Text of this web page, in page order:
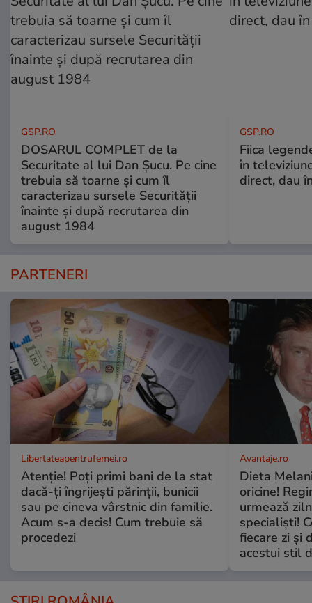
GSP.RO
DOSARUL COMPLET de la
Securitate al lui Dan Șucu. Pe cine
trebuia să toarne și cum îl
caracterizau sursele Securității
înainte și după recrutarea din
august 1984
GSP.RO
Fiica
în
direct, dau
PARTENERI
Libertateapentrufemei.ro
Atenție! Poți primi bani de la stat
dacă-ți îngrijești părinții, bunicii
sau pe cineva vârstnic din familie.
Acum s-a decis! Cum trebuie să
procedezi
Avantaje.ro
Dieta
oricine!
urmează
specialiști!
fiecare zi și
acestui stil